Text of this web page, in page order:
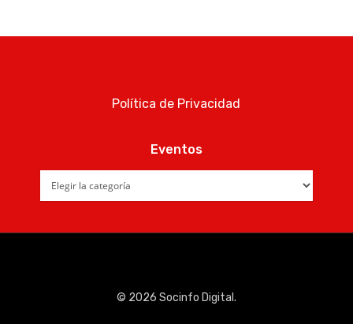
Política de Privacidad
Eventos
© 2026 Socinfo Digital.